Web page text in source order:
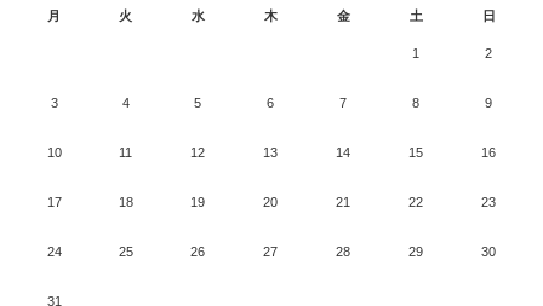
月
火 水 木 金 土 日
1 2
3 4 5 6 7 8 9
10 11 12 13 14 15 16
17 18 19 20 21 22 23
24 25 26 27 28 29 30
31